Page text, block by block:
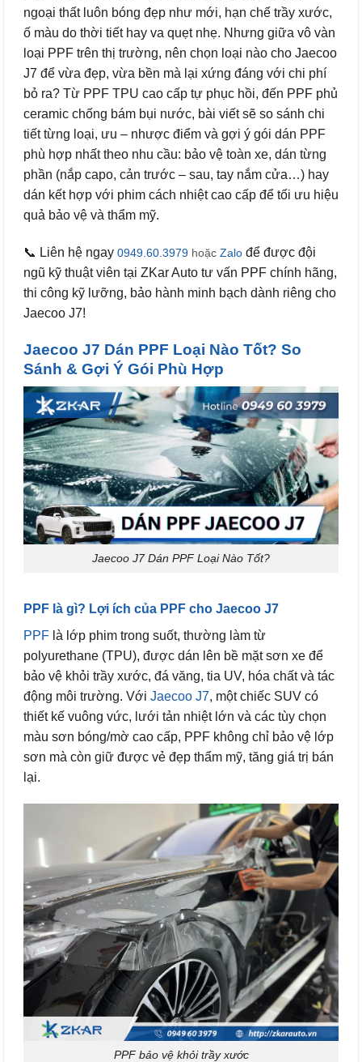
ngoại thất luôn bóng đẹp như mới, hạn chế trầy xước,
ố màu do thời tiết hay va quẹt nhẹ. Nhưng giữa vô vàn
loại PPF trên thị trường, nên chọn loại nào cho Jaecoo
J7 để vừa đẹp, vừa bền mà lại xứng đáng với chi phí
bỏ ra? Từ PPF TPU cao cấp tự phục hồi, đến PPF phủ
ceramic chống bám bụi nước, bài viết sẽ so sánh chi
tiết từng loại, ưu – nhược điểm và gợi ý gói dán PPF
phù hợp nhất theo nhu cầu: bảo vệ toàn xe, dán từng
phần (nắp capo, cản trước – sau, tay nắm cửa…) hay
dán kết hợp với phim cách nhiệt cao cấp để tối ưu hiệu
quả bảo vệ và thẩm mỹ.
📞 Liên hệ ngay 0949.60.3979 hoặc Zalo để được đội
ngũ kỹ thuật viên tại ZKar Auto tư vấn PPF chính hãng,
thi công kỹ lưỡng, bảo hành minh bạch dành riêng cho
Jaecoo J7!
Jaecoo J7 Dán PPF Loại Nào Tốt? So
Sánh & Gợi Ý Gói Phù Hợp
Jaecoo J7 Dán PPF Loại Nào Tốt?
PPF là gì? Lợi ích của PPF cho Jaecoo J7
PPF là lớp phim trong suốt, thường làm từ
polyurethane (TPU), được dán lên bề mặt sơn xe để
bảo vệ khỏi trầy xước, đá văng, tia UV, hóa chất và tác
động môi trường. Với Jaecoo J7, một chiếc SUV có
thiết kế vuông vức, lưới tản nhiệt lớn và các tùy chọn
màu sơn bóng/mờ cao cấp, PPF không chỉ bảo vệ lớp
sơn mà còn giữ được vẻ đẹp thẩm mỹ, tăng giá trị bán
lại.
PPF bảo vệ khỏi trầy xước